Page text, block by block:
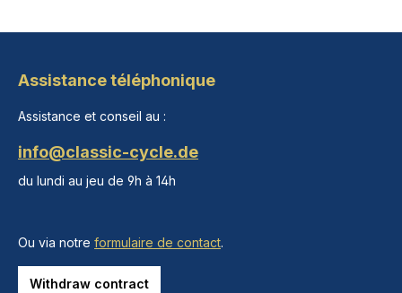
Assistance téléphonique
Assistance et conseil au :
info@classic-cycle.de
du lundi au jeu de 9h à 14h
Ou via notre formulaire de contact.
Withdraw contract